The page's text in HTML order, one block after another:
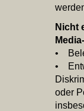
Nicht
•
•
oder